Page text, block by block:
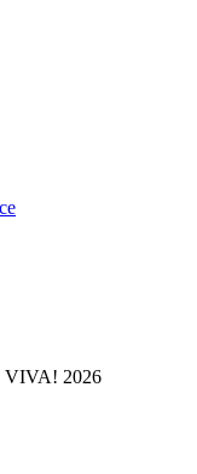
VIVA! 2026